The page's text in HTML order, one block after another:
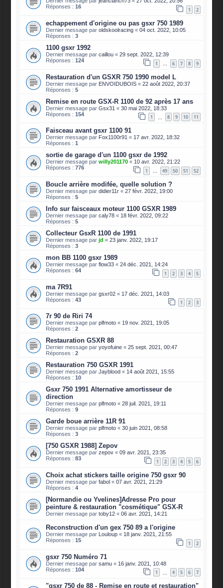
Réponses :16 1 2
echappement d'origine ou pas gsxr 750 1989
Dernier message paroldskoolracing «04 oct. 2022, 10:05
Réponses :3
1100 gsxr 1992
Dernier message parcaillou «29 sept. 2022, 12:39
Réponses :124 1 … 6 7 8 9
Restauration d'un GSXR 750 1990 model L
Dernier message par ENVOIDUBOIS «22 août 2022, 20:37
Réponses :5
Remise en route GSX-R 1100 de 92 après 17 ans
Dernier message parGsx31 «30 mai 2022, 18:33
Réponses :154 1 8 9 10 11
Faisceau avant gsxr 1100 91
Dernier message par Fox1100r91 « 17 avr. 2022, 18:32
Réponses :1
sortie de garage d'un 1100 gsxr de 1992
Dernier message parwilly201170 « 10 avr. 2022, 21:22
Réponses :776 1 … 49 50 51 52
Boucle arrière modifée, quelle solution ?
Dernier message pardidier11r «27 févr. 2022, 19:00
Réponses :5
Info sur faisceaux moteur 1100 GSXR 1989
Dernier message parcaly78 « 18 févr. 2022, 09:22
Réponses :5
Collecteur GsxR 1100 de 1991
Dernier message parjd «23 janv. 2022, 19:17
Réponses :3
mon BB 1100 gsxr 1989
Dernier message parflow33 «24 déc. 2021, 14:24
Réponses :64 1 2 3 4 5
ma 7R91
Dernier message pargsxr02 « 17 déc. 2021, 14:03
Réponses :43 1 2 3
7r 90 de Riri 74
Dernier message parplfmoto « 19 nov. 2021, 19:05
Réponses :2
Restauration GSXR 88
Dernier message paryoyofuine «25 sept. 2021, 00:47
Réponses :2
Restauration 750 GSXR 1991
Dernier message parJayblood « 14 août 2021, 15:55
Réponses :10
Gsxr 750 1991 Alternative amortisseur de
direction
Dernier message parplfmoto «28 juil. 2021, 19:11
Réponses :9
Garde boue arrière 11R 91
Dernier message parplfmoto «30 juin 2021, 08:58
Réponses :3
[750 GSXR 1988] Zepov
Dernier message parzepov «09 avr. 2021, 23:35
Réponses :83 1 2 3 4 5 6
Choix achat stickers taille origine 750 gsxr 90
Dernier message parfabol «07 avr. 2021, 21:29
Réponses :4
[Normandie ou Yvelines]Adresse Pro pour
peinture & restauration "cosmétique" GSX-R
Dernier message partoby12 «06 avr. 2021, 14:21
Reconstruction d'un gex 750 89 a l'origine
Dernier message par Louloup « 18 janv. 2021, 21:55
Réponses :15 1 2
gsxr 750 Numéro 71
Dernier message parsamu « 16 janv. 2021, 10:48
Réponses :104 1 4 5 6 7
"gsxr 750 de 88 - Remise en route et restauration"